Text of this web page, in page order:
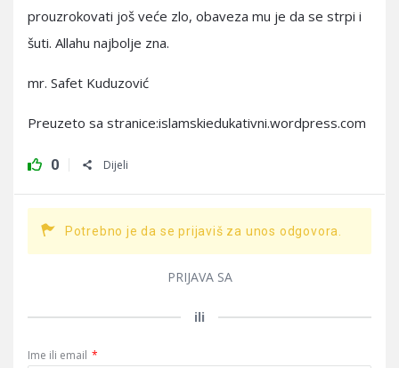
prouzrokovati još veće zlo, obaveza mu je da se strpi i
šuti. Allahu najbolje zna.
mr. Safet Kuduzović
Preuzeto sa stranice:islamskiedukativni.wordpress.com
0 Dijeli
Potrebno je da se prijaviš za unos odgovora.
PRIJAVA SA
ili
Ime ili email *